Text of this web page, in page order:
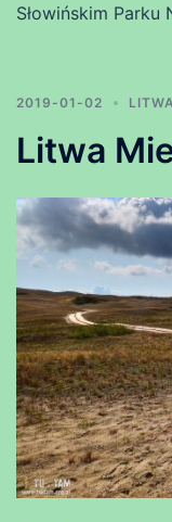
Słowińskim Parku
2019-01-02 LITWA
Litwa